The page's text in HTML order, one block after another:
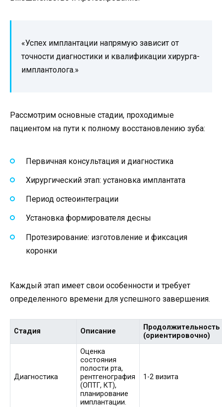
«Успех имплантации напрямую зависит от
точности диагностики и квалификации хирурга-
имплантолога.»
Рассмотрим основные стадии, проходимые
пациентом на пути к полному восстановлению зуба:
Первичная консультация и диагностика
Хирургический этап: установка имплантата
Период остеоинтеграции
Установка формирователя десны
Протезирование: изготовление и фиксация
коронки
Каждый этап имеет свои особенности и требует
определенного времени для успешного завершения.
Стадия Описание
Продолжительность
(ориентировочно)
Диагностика
Оценка
состояния
полости рта,
рентгенография
(ОПТГ, КТ),
планирование
имплантации.
1-2 визита